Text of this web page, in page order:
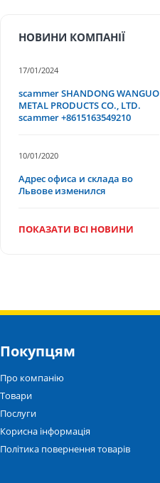
труба 9х0,2 12Х18Н10Т
НОВИНИ КОМПАНІЇ
17/01/2024
scammer SHANDONG WANGUO
METAL PRODUCTS CO., LTD.
scammer +8615163549210
10/01/2020
Адрес офиса и склада во
Львове изменился
ПОКАЗАТИ ВСІ НОВИНИ
Покупцям
Про компанію
Товари
Послуги
Корисна інформація
Політика повернення товарів